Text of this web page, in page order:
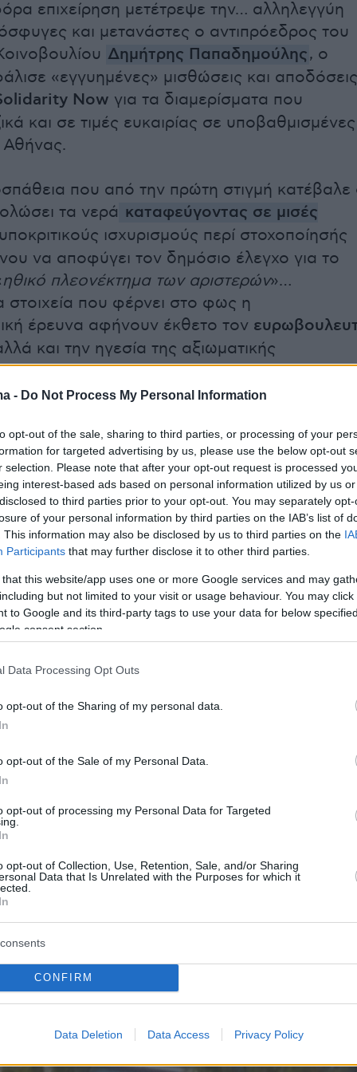
- Do Not Process My Personal Information
opt-out of the sale, sharing to third parties, or processing of your
for targeted advertising by us, please use the below opt-out
selection. Please note that after your opt-out request is processed
interest-based ads based on personal information utilized by us
to third parties prior to your opt-out. You may separately
of your personal information by third parties on the IAB’s list of
This information may also be disclosed by us to third parties on the
Participants that may further disclose it to other third parties.
that this website/app uses one or more Google services and may
but not limited to your visit or usage behaviour. You may
to Google and its third-party tags to use your data for below
consent section.
Data Processing Opt Outs
opt-out of the Sharing of my personal data.
opt-out of the Sale of my Personal Data.
opt-out of processing my Personal Data for Targeted
opt-out of Collection, Use, Retention, Sale, and/or Sharing
Data that Is Unrelated with the Purposes for which it
CONFIRM
Data Deletion Data Access Privacy Policy
επιχείρηση μετέτρεψε την… αλληλεγγύη
και μετανάστες ο αντιπρόεδρος του
Δημήτρης Παπαδημούλης, ο
«εγγυημένες» μισθώσεις και αποδόσεις
Now για τα διαμερίσματα που
και σε τιμές ευκαιρίας σε υποβαθμισμένες
Αθήνας.
που από την πρώτη στιγμή κατέβαλε
τα νερά καταφεύγοντας σε μισές
ισχυρισμούς περί στοχοποίησής
να αποφύγει τον δημόσιο έλεγχο για το
ηθικό πλεονέκτημα των αριστερών»…
στοιχεία που φέρνει στο φως η
έρευνα αφήνουν έκθετο τον
και την ηγεσία της αξιωματικής
που προτίμησε την… αιδήμονα σιγή.
στοιχεία τα οποία έχει στη διάθεσή του
της δημοσιότητας το «ΘΕΜΑ», ο
του ΣΥΡΙΖΑ και η σύζυγός του μίσθωσαν
στη ΜΚΟ Solidarity Now για την
τέσσερα -και όχι τρία, όπως είχε
παραδεχθεί σε μια συνέντευξη-ξέπλυμα που
ραδιοφωνικό σταθμό Στο Κόκκινο-
από τα οποία η οικογένεια Παπαδημούλη
το διόλου ευκαταφρόνητοετήσιο εισόδημα
όπως η ΜΚΟ που χρηματοδοτείται από
μεγαλοεπενδυτή
διαμερίσματα που διαθέτει η οικογένεια
στις ίδιες περιοχές και τουλάχιστον το 2018
στη συγκεκριμένη υπόθεση είναι ότι η
και η εκμίσθωσή τους από τη ΜΚΟ